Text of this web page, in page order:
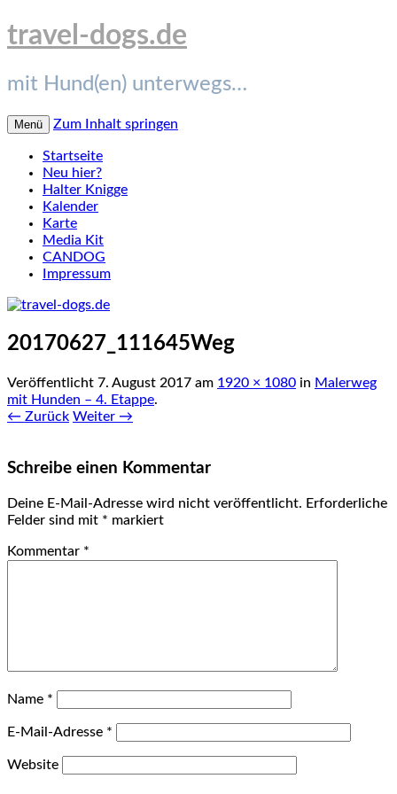
travel-dogs.de
mit Hund(en) unterwegs…
Menü Zum Inhalt springen
Startseite
Neu hier?
Halter Knigge
Kalender
Karte
Media Kit
CANDOG
Impressum
20170627_111645Weg
Veröffentlicht 7. August 2017 am 1920 × 1080 in Malerweg
mit Hunden – 4. Etappe.
← Zurück Weiter →
Schreibe einen Kommentar
Deine E-Mail-Adresse wird nicht veröffentlicht. Erforderliche
Felder sind mit * markiert
Kommentar *
Name *
E-Mail-Adresse *
Website